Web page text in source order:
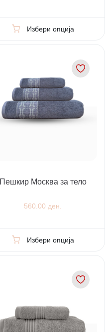
Избери опција
Пешкир Москва за тело
560.00 ден.
Избери опција